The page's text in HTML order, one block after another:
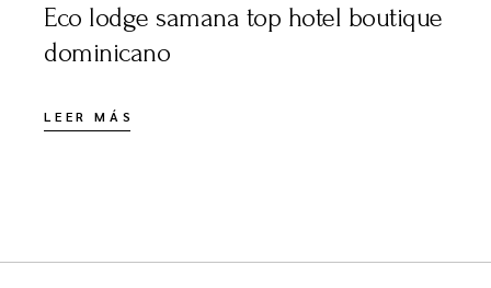
Eco lodge samana top hotel boutique
dominicano
LEER MÁS